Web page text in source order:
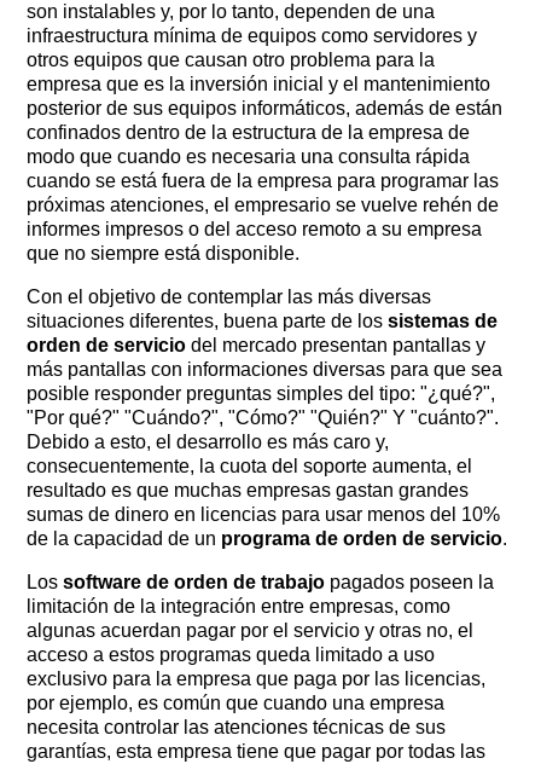
son instalables y, por lo tanto, dependen de una
infraestructura mínima de equipos como servidores y
otros equipos que causan otro problema para la
empresa que es la inversión inicial y el mantenimiento
posterior de sus equipos informáticos, además de están
confinados dentro de la estructura de la empresa de
modo que cuando es necesaria una consulta rápida
cuando se está fuera de la empresa para programar las
próximas atenciones, el empresario se vuelve rehén de
informes impresos o del acceso remoto a su empresa
que no siempre está disponible.
Con el objetivo de contemplar las más diversas
situaciones diferentes, buena parte de lossistemas de
orden de servicio del mercado presentan pantallas y
más pantallas con informaciones diversas para que sea
posible responder preguntas simples del tipo: "¿qué?", ​​
"Por qué?" "Cuándo?", "Cómo?" "Quién?" Y "cuánto?".
Debido a esto, el desarrollo es más caro y,
consecuentemente, la cuota del soporte aumenta, el
resultado es que muchas empresas gastan grandes
sumas de dinero en licencias para usar menos del 10%
de la capacidad de un programa de orden de servicio.
Lossoftware de orden de trabajo pagados poseen la
limitación de la integración entre empresas, como
algunas acuerdan pagar por el servicio y otras no, el
acceso a estos programas queda limitado a uso
exclusivo para la empresa que paga por las licencias,
por ejemplo, es común que cuando una empresa
necesita controlar las atenciones técnicas de sus
garantías, esta empresa tiene que pagar por todas las